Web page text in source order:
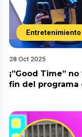
Entretenimiento
28 Oct 2025
¡”Good Time”
fin del programa